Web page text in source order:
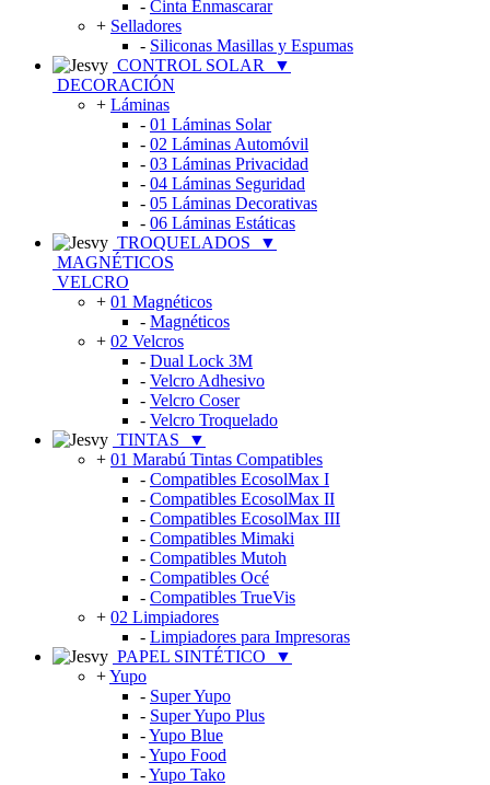
- Cinta Enmascarar
+ Selladores
- Siliconas Masillas y Espumas
CONTROL SOLAR
▼
DECORACIÓN
+ Láminas
- 01 Láminas Solar
- 02 Láminas Automóvil
- 03 Láminas Privacidad
- 04 Láminas Seguridad
- 05 Láminas Decorativas
- 06 Láminas Estáticas
TROQUELADOS
▼
MAGNÉTICOS
VELCRO
+ 01 Magnéticos
- Magnéticos
+ 02 Velcros
- Dual Lock 3M
- Velcro Adhesivo
- Velcro Coser
- Velcro Troquelado
TINTAS
▼
+ 01 Marabú Tintas Compatibles
- Compatibles EcosolMax I
- Compatibles EcosolMax II
- Compatibles EcosolMax III
- Compatibles Mimaki
- Compatibles Mutoh
- Compatibles Océ
- Compatibles TrueVis
+ 02 Limpiadores
- Limpiadores para Impresoras
PAPEL SINTÉTICO
▼
+Yupo
- Super Yupo
- Super Yupo Plus
-Yupo Blue
-Yupo Food
-Yupo Tako